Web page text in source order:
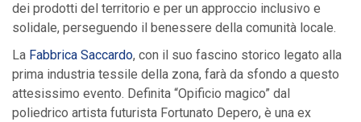
dei prodotti del territorio e per un approccio inclusivo e
solidale, perseguendo il benessere della comunità locale.
La Fabbrica Saccardo, con il suo fascino storico legato alla
prima industria tessile della zona, farà da sfondo a questo
attesissimo evento. Definita “Opificio magico” dal
poliedrico artista futurista Fortunato Depero, è una ex